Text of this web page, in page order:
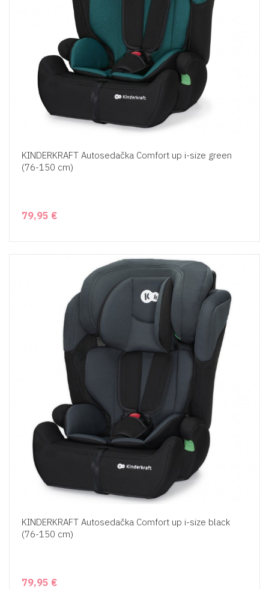
KINDERKRAFT Autosedačka Comfort up i-size green
(76-150 cm)
79,95 €
KINDERKRAFT Autosedačka Comfort up i-size black
(76-150 cm)
79,95 €